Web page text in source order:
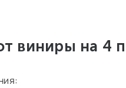
виниры на 4